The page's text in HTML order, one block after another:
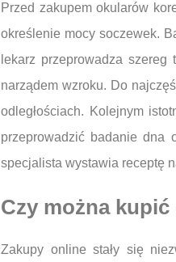
Przed zakupem okularów
określenie mocy soczewek.
lekarz przeprowadza
narządem wzroku. Do
odległościach. Kolejnym
przeprowadzić badanie dna
specjalista wystawia receptę
Czy można
Zakupy online stały się